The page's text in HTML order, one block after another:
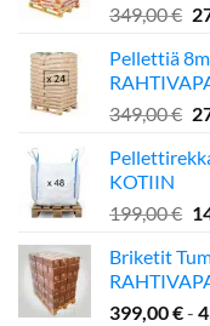
349,00€
Pellettiä
349,00€
KOTIIN
199,00€
Briketit
399,00€-